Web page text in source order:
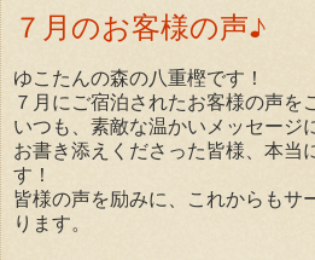
７月のお客様の声♪
ゆこたんの森の八重樫です！
７月にご宿泊されたお客様の声を
いつも、素敵な温かいメッセージ
お書き添えくださった皆様、本当
す！
皆様の声を励みに、これからもサ
ります。